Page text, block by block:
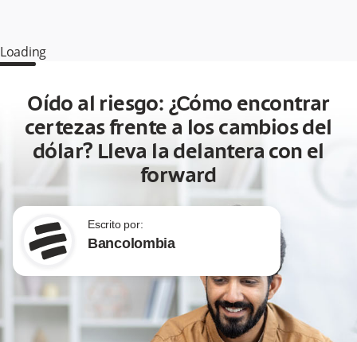
Loading
Oído al riesgo: ¿Cómo encontrar
certezas frente a los cambios del
dólar? Lleva la delantera con el
forward
Escrito por:
Bancolombia